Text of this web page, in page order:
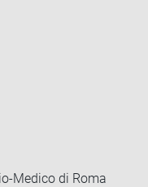
Medico di Roma